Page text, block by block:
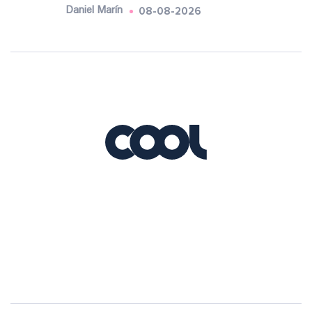
Daniel Marín 08-08-2026